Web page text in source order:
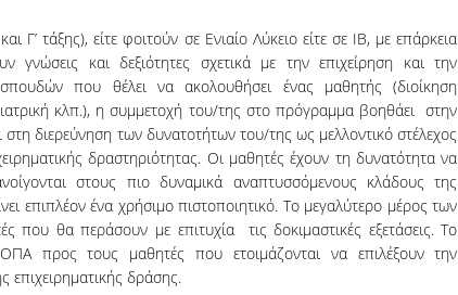
τάξης), είτε φοιτούν σε Ενιαίο Λύκειο είτε σε ΙΒ, με επάρκεια
και δεξιότητες σχετικά με την επιχείρηση και την
που θέλει να ακολουθήσει ένας μαθητής (διοίκηση
ιατρική κλπ.), η συμμετοχή του/της στο πρόγραμμα βοηθάει στην
διερεύνηση των δυνατοτήτων του/της ως μελλοντικό στέλεχος
δραστηριότητας. Οι μαθητές έχουν τη δυνατότητα να
στους πιο δυναμικά αναπτυσσόμενους κλάδους της
επιπλέον ένα χρήσιμο πιστοποιητικό. To μεγαλύτερο μέρος των
που θα περάσουν με επιτυχία τις δοκιμαστικές εξετάσεις. Το
προς τους μαθητές που ετοιμάζονται να επιλέξουν την
επιχειρηματικής δράσης.